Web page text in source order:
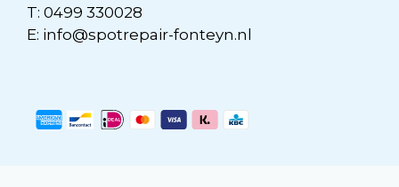
T: 0499 330028
E: info@spotrepair-fonteyn.nl